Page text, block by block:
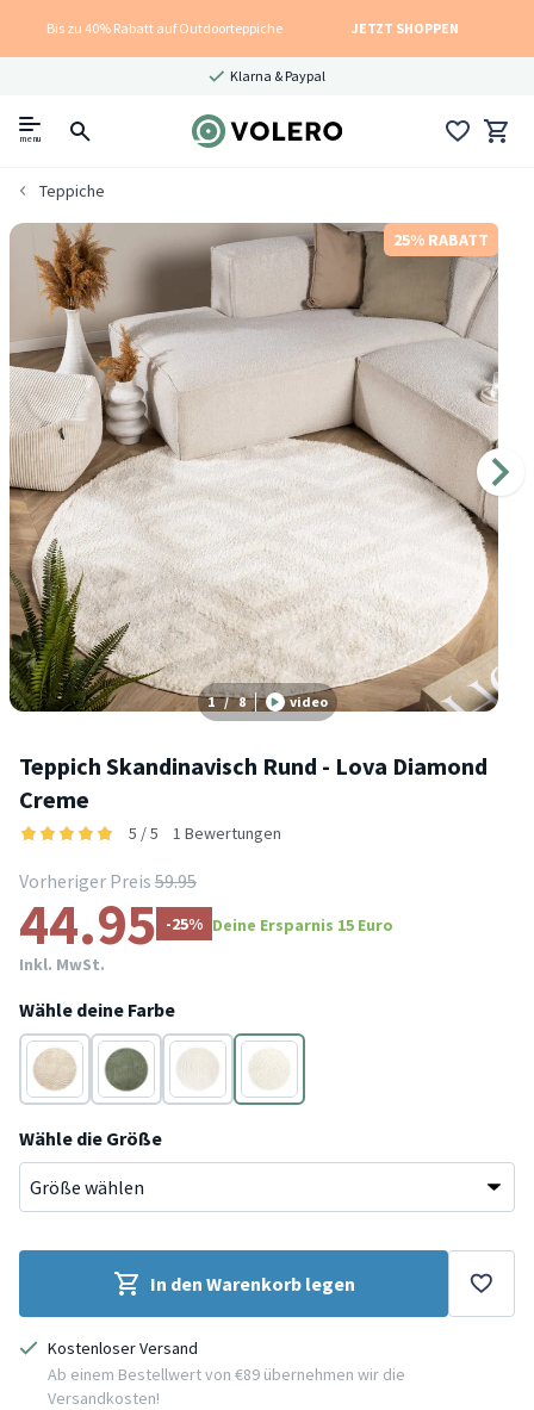
Bis zu 40% Rabatt auf Outdoorteppiche JETZT SHOPPEN
Klarna & Paypal
menu
Teppiche
25% RABATT
1 / 8 video
Teppich Skandinavisch Rund - Lova Diamond
Creme
5 / 5 1 Bewertungen
Vorheriger Preis 59.95
44.95 -25% Deine Ersparnis 15 Euro
Inkl. MwSt.
Wähle deine Farbe
Beige Grün Creme
Creme
Wähle die Größe
In den Warenkorb legen
Kostenloser Versand
Ab einem Bestellwert von €89 übernehmen wir die
Versandkosten!